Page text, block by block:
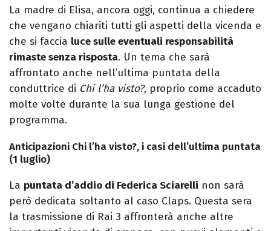
La madre di Elisa, ancora oggi, continua a chiedere
che vengano chiariti tutti gli aspetti della vicenda e
che si faccia luce sulle eventuali responsabilità
rimaste senza risposta. Un tema che sarà
affrontato anche nell’ultima puntata della
conduttrice di Chi l’ha visto?, proprio come accaduto
molte volte durante la sua lunga gestione del
programma.
Anticipazioni Chi l’ha visto?, i casi dell’ultima puntata
(1 luglio)
La puntata d’addio di Federica Sciarelli non sarà
però dedicata soltanto al caso Claps. Questa sera
la trasmissione di Rai 3 affronterà anche altre